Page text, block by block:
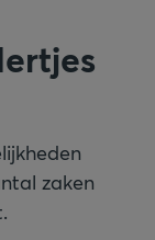
zaken